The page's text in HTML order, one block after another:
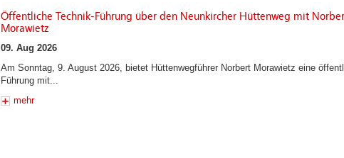
Öffentliche Technik-Führung über den Neunkircher Hüttenweg mit
Morawietz
09. Aug 2026
Am Sonntag, 9. August 2026, bietet Hüttenwegführer Norbert Morawietz eine
Führung mit...
mehr